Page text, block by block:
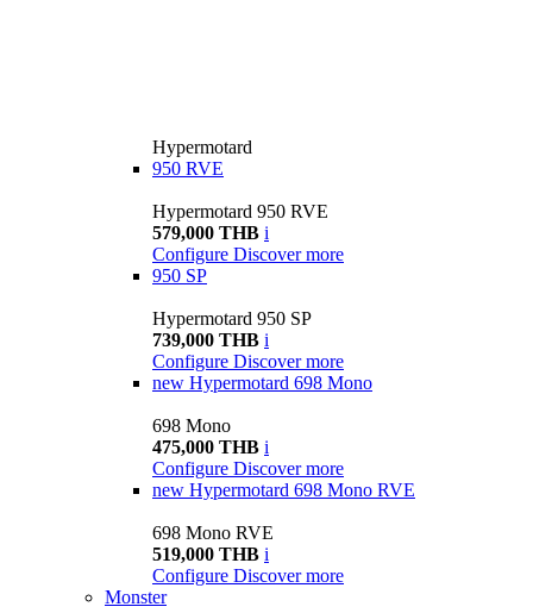
Hypermotard
950 RVE
Hypermotard 950 RVE
579,000 THB i
Configure Discover more
950 SP
Hypermotard 950 SP
739,000 THB i
Configure Discover more
new Hypermotard 698 Mono
698 Mono
475,000 THB i
Configure Discover more
new Hypermotard 698 Mono RVE
698 Mono RVE
519,000 THB i
Configure Discover more
Monster